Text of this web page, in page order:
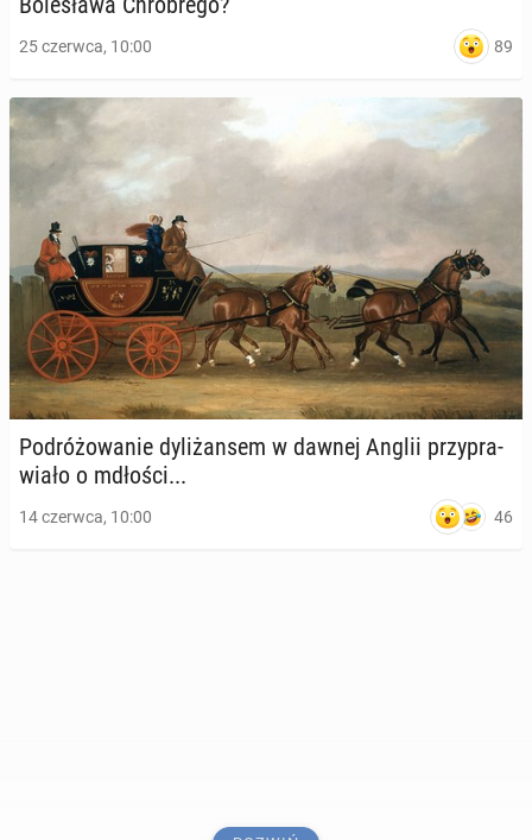
25 czerwca, 10:00 89
Po­dró­żo­wa­nie dy­li­żan­sem w dawnej Anglii przy­pra­
wia­ło o mdłości...
14 czerwca, 10:00 46